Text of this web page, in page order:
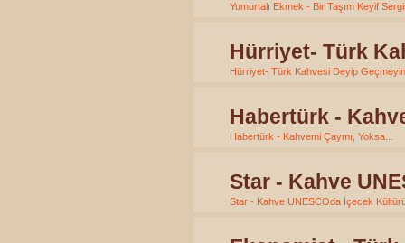
Yumurtalı Ekmek - Bir Taşım Keyif
Hürriyet- Türk
Hürriyet- Türk Kahvesi Deyip Geçmeyin
Habertürk -
Habertürk - Kahvemi Çaymı, Yoksa...
Star - Kahve
Star - Kahve UNESCOda İçecek